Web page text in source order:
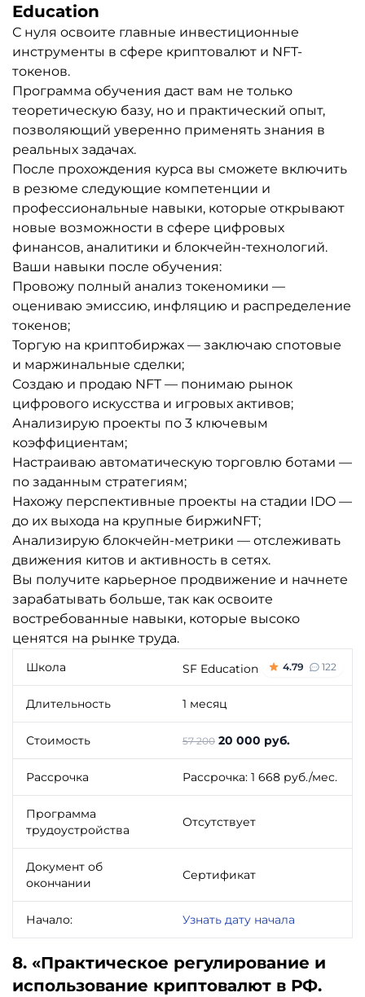
Education
С нуля освоите главные инвестиционные
инструменты в сфере криптовалют и NFT-
токенов.
Программа обучения даст вам не только
теоретическую базу, но и практический опыт,
позволяющий уверенно применять знания в
реальных задачах.
После прохождения курса вы сможете включить
в резюме следующие компетенции и
профессиональные навыки, которые открывают
новые возможности в сфере цифровых
финансов, аналитики и блокчейн-технологий.
Ваши навыки после обучения:
Провожу полный анализ токеномики —
оцениваю эмиссию, инфляцию и распределение
токенов;
Торгую на криптобиржах — заключаю спотовые
и маржинальные сделки;
Создаю и продаю NFT — понимаю рынок
цифрового искусства и игровых активов;
Анализирую проекты по 3 ключевым
коэффициентам;
Настраиваю автоматическую торговлю ботами —
по заданным стратегиям;
Нахожу перспективные проекты на стадии IDO —
до их выхода на крупные биржиNFT;
Анализирую блокчейн-метрики — отслеживать
движения китов и активность в сетях.
Вы получите карьерное продвижение и начнете
зарабатывать больше, так как освоите
востребованные навыки, которые высоко
ценятся на рынке труда.
Школа SF Education 4.79 122
Длительность 1 месяц
Стоимость 57 200 20 000 руб.
Рассрочка Рассрочка: 1 668 руб./мес.
Программа
трудоустройства
Отсутствует
Документ об
окончании
Сертификат
Начало: Узнать дату начала
8. «Практическое регулирование и
использование криптовалют в РФ.